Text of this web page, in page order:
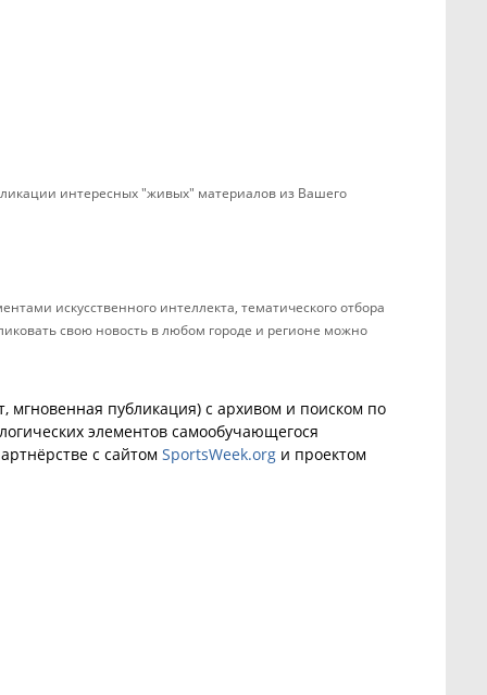
интересных "живых" материалов из Вашего
искусственного интеллекта, тематического отбора
свою новость в любом городе и регионе можно
публикация) с архивом и поиском по
элементов самообучающегося
с сайтом SportsWeek.org и проектом